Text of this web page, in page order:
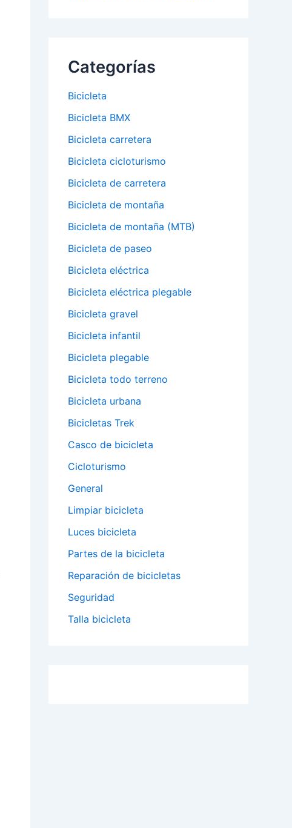
Categorías
Bicicleta
Bicicleta BMX
Bicicleta carretera
Bicicleta cicloturismo
Bicicleta de carretera
Bicicleta de montaña
Bicicleta de montaña (MTB)
Bicicleta de paseo
Bicicleta eléctrica
Bicicleta eléctrica plegable
Bicicleta gravel
Bicicleta infantil
Bicicleta plegable
Bicicleta todo terreno
Bicicleta urbana
Bicicletas Trek
Casco de bicicleta
Cicloturismo
General
Limpiar bicicleta
Luces bicicleta
Partes de la bicicleta
Reparación de bicicletas
Seguridad
Talla bicicleta